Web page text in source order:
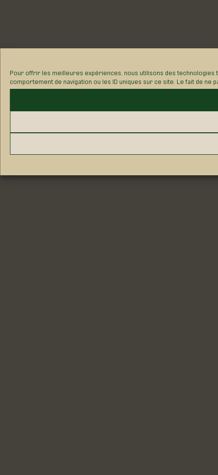
Pour offrir les meilleures expériences, nous utilisons des
comportement de navigation ou les ID uniques sur ce site. Le fait de